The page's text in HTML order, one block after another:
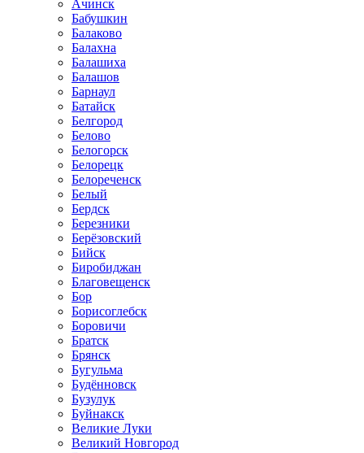
Ачинск
Бабушкин
Балаково
Балахна
Балашиха
Балашов
Барнаул
Батайск
Белгород
Белово
Белогорск
Белорецк
Белореченск
Белый
Бердск
Березники
Берёзовский
Бийск
Биробиджан
Благовещенск
Бор
Борисоглебск
Боровичи
Братск
Брянск
Бугульма
Будённовск
Бузулук
Буйнакск
Великие Луки
Великий Новгород